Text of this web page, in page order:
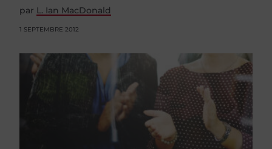
par L. Ian MacDonald
1 SEPTEMBRE 2012